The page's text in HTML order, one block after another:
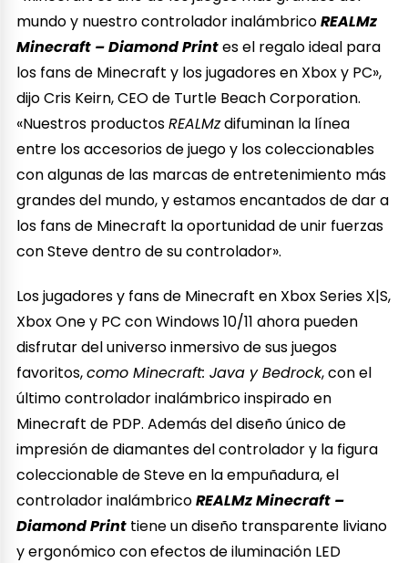
mundo y nuestro controlador inalámbricoREALMz
Minecraft – Diamond Printes el regalo ideal para
los fans de Minecraft y los jugadores en Xbox y PC»,
dijo Cris Keirn, CEO de Turtle Beach Corporation.
«Nuestros productosREALMzdifuminan la línea
entre los accesorios de juego y los coleccionables
con algunas de las marcas de entretenimiento más
grandes del mundo, y estamos encantados de dar a
los fans de Minecraft la oportunidad de unir fuerzas
con Steve dentro de su controlador».
Los jugadores y fans de Minecraft en Xbox Series X|S,
Xbox One y PC con Windows 10/11 ahora pueden
disfrutar del universo inmersivo de sus juegos
favoritos,como Minecraft: Java y Bedrock, con el
último controlador inalámbrico inspirado en
Minecraft de PDP. Además del diseño único de
impresión de diamantes del controlador y la figura
coleccionable de Steve en la empuñadura, el
controlador inalámbricoREALMz Minecraft –
Diamond Print tiene un diseño transparente liviano
y ergonómico con efectos de iluminación LED